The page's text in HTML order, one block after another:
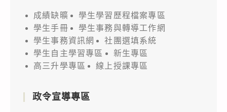
成績缺曠
學生學習歷程檔案專區
學生手冊
學生事務與轉導工作網
學生事務資訊網
社團選填系統
學生自主學習專區
新生專區
高三升學專區
線上授課專區
政令宣導專區